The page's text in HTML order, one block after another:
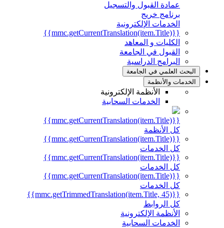
عمادة القبول والتسجيل
برنامج خريج
الخدمات الإلكترونية
{{mmc.getCurrentTranslation(item.Title)}}
الكليات و المعاهد
القبول في الجامعة
البرامج الدراسية
البحث العلمي في الجامعة
الخدمات والأنظمة
الأنظمة الإلكترونية
الخدمات السحابية
{{mmc.getCurrentTranslation(item.Title)}}
كل الأنظمة
{{mmc.getCurrentTranslation(item.Title)}}
كل الخدمات
{{mmc.getCurrentTranslation(item.Title)}}
كل الخدمات
{{mmc.getCurrentTranslation(item.Title)}}
كل الخدمات
{{mmc.getTrimmedTranslation(item.Title, 45)}}
كل الروابط
الأنظمة الإلكترونية
الخدمات السحابية